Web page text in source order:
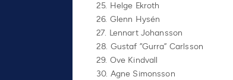
25. Helge Ekroth
26. Glenn Hysén
27. Lennart Johansson
28. Gustaf ”Gurra” Carlsson
29. Ove Kindvall
30. Agne Simonsson